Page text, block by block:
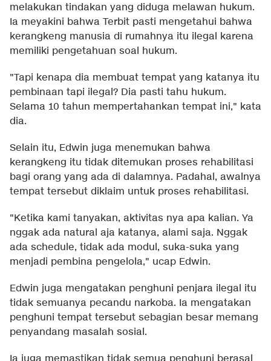
melakukan tindakan yang diduga melawan hukum.
Ia meyakini bahwa Terbit pasti mengetahui bahwa
kerangkeng manusia di rumahnya itu ilegal karena
memiliki pengetahuan soal hukum.
"Tapi kenapa dia membuat tempat yang katanya itu
pembinaan tapi ilegal? Dia pasti tahu hukum.
Selama 10 tahun mempertahankan tempat ini," kata
dia.
Selain itu, Edwin juga menemukan bahwa
kerangkeng itu tidak ditemukan proses rehabilitasi
bagi orang yang ada di dalamnya. Padahal, awalnya
tempat tersebut diklaim untuk proses rehabilitasi.
"Ketika kami tanyakan, aktivitas nya apa kalian. Ya
nggak ada natural aja katanya, alami saja. Nggak
ada schedule, tidak ada modul, suka-suka yang
menjadi pembina pengelola," ucap Edwin.
Edwin juga mengatakan penghuni penjara ilegal itu
tidak semuanya pecandu narkoba. Ia mengatakan
penghuni tempat tersebut sebagian besar memang
penyandang masalah sosial.